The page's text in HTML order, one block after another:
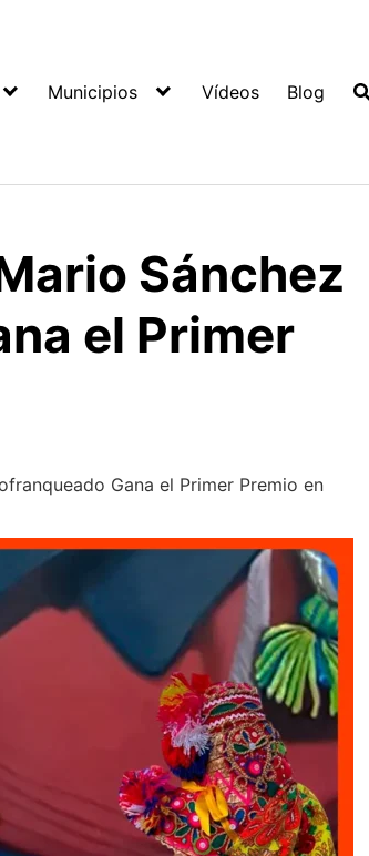
Municipios Vídeos Blog
Sánchez
el Primer
Gana el Primer Premio en